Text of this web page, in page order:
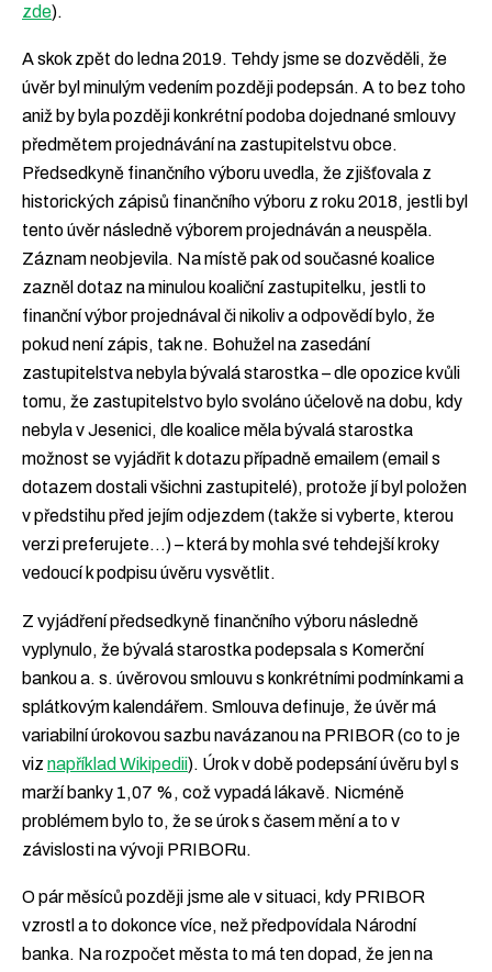
zde).
A skok zpět do ledna 2019. Tehdy jsme se dozvěděli, že
úvěr byl minulým vedením později podepsán. A to bez toho
aniž by byla později konkrétní podoba dojednané smlouvy
předmětem projednávání na zastupitelstvu obce.
Předsedkyně finančního výboru uvedla, že zjišťovala z
historických zápisů finančního výboru z roku 2018, jestli byl
tento úvěr následně výborem projednáván a neuspěla.
Záznam neobjevila. Na místě pak od současné koalice
zazněl dotaz na minulou koaliční zastupitelku, jestli to
finanční výbor projednával či nikoliv a odpovědí bylo, že
pokud není zápis, tak ne. Bohužel na zasedání
zastupitelstva nebyla bývalá starostka – dle opozice kvůli
tomu, že zastupitelstvo bylo svoláno účelově na dobu, kdy
nebyla v Jesenici, dle koalice měla bývalá starostka
možnost se vyjádřit k dotazu případně emailem (email s
dotazem dostali všichni zastupitelé), protože jí byl položen
v předstihu před jejím odjezdem (takže si vyberte, kterou
verzi preferujete…) – která by mohla své tehdejší kroky
vedoucí k podpisu úvěru vysvětlit.
Z vyjádření předsedkyně finančního výboru následně
vyplynulo, že bývalá starostka podepsala s Komerční
bankou a. s. úvěrovou smlouvu s konkrétními podmínkami a
splátkovým kalendářem. Smlouva definuje, že úvěr má
variabilní úrokovou sazbu navázanou na PRIBOR (co to je
viz například Wikipedii). Úrok v době podepsání úvěru byl s
marží banky 1,07 %, což vypadá lákavě. Nicméně
problémem bylo to, že se úrok s časem mění a to v
závislosti na vývoji PRIBORu.
O pár měsíců později jsme ale v situaci, kdy PRIBOR
vzrostl a to dokonce více, než předpovídala Národní
banka. Na rozpočet města to má ten dopad, že jen na